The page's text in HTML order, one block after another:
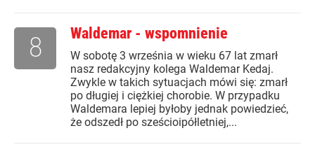
Waldemar - wspomnienie
W sobotę 3 września w wieku 67 lat zmarł
nasz redakcyjny kolega Waldemar Kedaj.
Zwykle w takich sytuacjach mówi się: zmarł
po długiej i ciężkiej chorobie. W przypadku
Waldemara lepiej byłoby jednak powiedzieć,
że odszedł po sześcioipółletniej,...
8